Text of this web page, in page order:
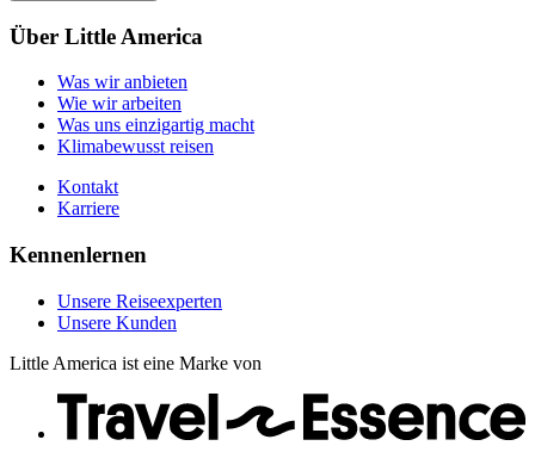
Kontakt
Karriere
Unsere Reiseexperten
Über Little America
Was wir anbieten
Wie wir arbeiten
Was uns einzigartig macht
Klimabewusst reisen
Kontakt
Karriere
Kennenlernen
Unsere Reiseexperten
Unsere Kunden
Little America ist eine Marke von